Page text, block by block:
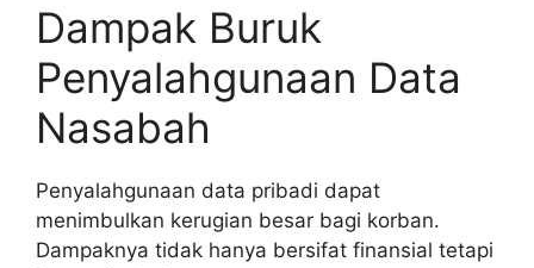
Dampak Buruk
Penyalahgunaan Data
Nasabah
Penyalahgunaan data pribadi dapat
menimbulkan kerugian besar bagi korban.
Dampaknya tidak hanya bersifat finansial tetapi